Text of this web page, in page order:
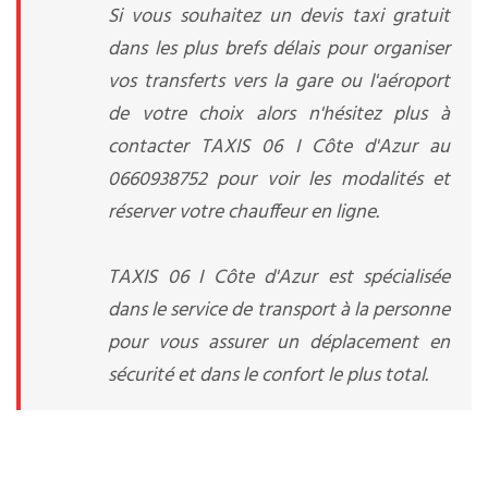
Si vous souhaitez un devis taxi gratuit
dans les plus brefs délais pour organiser
vos transferts vers la gare ou l'aéroport
de votre choix alors n'hésitez plus à
contacter TAXIS 06 I Côte d'Azur au
0660938752 pour voir les modalités et
réserver votre chauffeur en ligne.
TAXIS 06 I Côte d'Azur est spécialisée
dans le service de transport à la personne
pour vous assurer un déplacement en
sécurité et dans le confort le plus total.